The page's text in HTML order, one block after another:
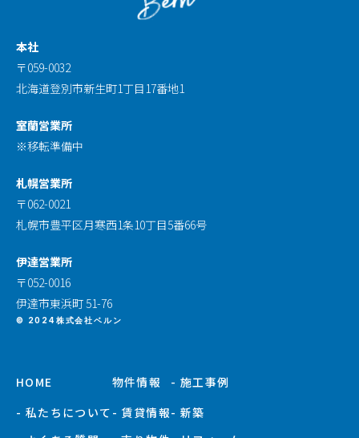
本社
〒059-0032
北海道登別市新生町1丁目17番地1
室蘭営業所
※移転準備中
札幌営業所
〒062-0021
札幌市豊平区月寒西1条10丁目5番66号
伊達営業所
〒052-0016
伊達市東浜町 51-76
© 2024株式会社ベルン
HOME
- 私たちについて
物件情報
- 賃貸情報
- 施工事例
- 新築